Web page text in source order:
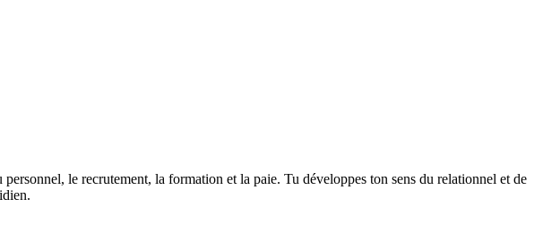
le recrutement, la formation et la paie. Tu développes ton sens du relationnel et de